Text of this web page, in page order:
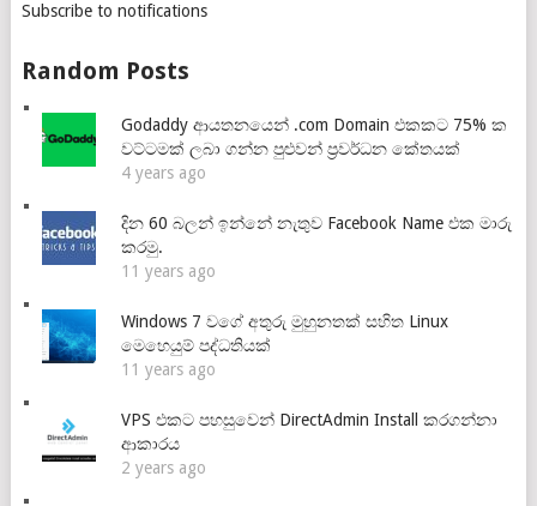
Subscribe to notifications
Random Posts
Godaddy ආයතනයෙන් .com Domain එකකට 75% ක
වට්ටමක් ලබා ගන්න පුළුවන් ප්‍රවර්ධන කේතයක්
4 years ago
දින 60 බලන් ඉන්නේ නැතුව Facebook Name එක මාරු
කරමු.
11 years ago
Windows 7 වගේ අතුරු මුහුනතක් සහිත Linux
මෙහෙයුම් පද්ධතියක්
11 years ago
VPS එකට පහසුවෙන් DirectAdmin Install කරගන්නා
ආකාරය
2 years ago